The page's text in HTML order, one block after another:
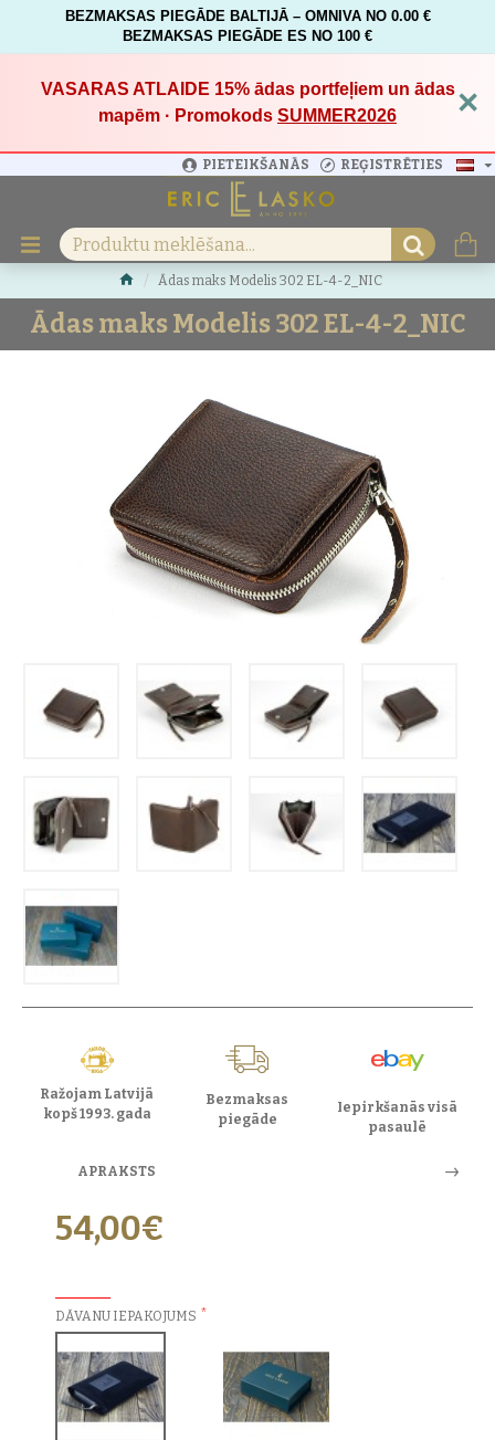
BEZMAKSAS PIEGĀDE BALTIJĀ – OMNIVA NO 0.00 €
BEZMAKSAS PIEGĀDE ES NO 100 €
VASARAS ATLAIDE 15%ādas portfeļiem un ādas
mapēm · Promokods SUMMER2026 ×
PIETEIKŠANĀS REĢISTRĒTIES
Ādas maks Modelis 302 EL-4-2_NIC
Ādas maks Modelis 302 EL-4-2_NIC
Ražojam Latvijā
kopš 1993. gada
Bezmaksas
piegāde
Iepirkšanās visā
pasaulē
APRAKSTS
54,00€
DĀVANU IEPAKOJUMS